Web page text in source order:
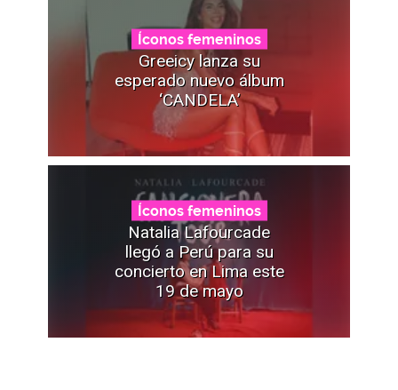
Íconos femeninos
Greeicy lanza su
esperado nuevo álbum
‘CANDELA’
Íconos femeninos
Natalia Lafourcade
llegó a Perú para su
concierto en Lima este
19 de mayo